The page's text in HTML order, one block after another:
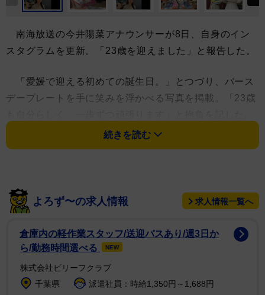
南海放送の今井陽菜アナウンサーが8日、自身のイン
スタグラムを更新。「23歳を迎えました」と報告した。
「愛媛で迎える初めての誕生日。」とつづり、バース
デープレートを手に笑みを浮かべる写真を掲載。「23歳
今井アナは2003年6月8日生まれ、大阪府出身。関西
に輝き、フジテレビ「オールナイトフジコ」にフジコー
ズ1期生として出演していた。
フォロワーからは「清楚で凄く綺麗です！」「誕生日
ご活躍を楽しみにしてます」などの声が寄せられた。
続きを読む
よろず〜の求人情報 求人情報一覧へ
倉庫内の軽作業スタッフ/送迎バスあり/週3日か
ら/勤務時間選べる
NEW
株式会社ビリーフクラブ
千葉県
派遣社員：時給1,350円～1,688円